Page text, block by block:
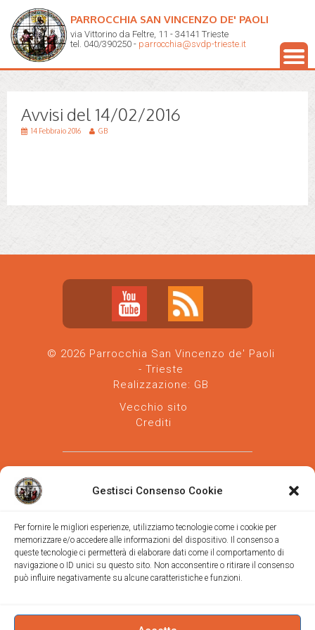
Gestisci Consenso Cookie
Per fornire le migliori esperienze, utilizziamo tecnologie come i cookie per
memorizzare e/o accedere alle informazioni del dispositivo. Il consenso a
queste tecnologie ci permetterà di elaborare dati come il comportamento di
navigazione o ID unici su questo sito. Non acconsentire o ritirare il consenso
può influire negativamente su alcune caratteristiche e funzioni.
PARROCCHIA SAN VINCENZO DE' PAOLI
via Vittorino da Feltre, 11 - 34141 Trieste
tel. 040/390250 - parrocchia@svdp-trieste.it
Avvisi del 14/02/2016
14 Febbraio 2016 GB
© 2026 Parrocchia San Vincenzo de' Paoli
- Trieste
Realizzazione: GB
Vecchio sito
Crediti
Parrocchia san Vincenzo de' Paoli-Diocesi
di Trieste
via Vittorino da Feltre, 11 (chiesa)
Trieste